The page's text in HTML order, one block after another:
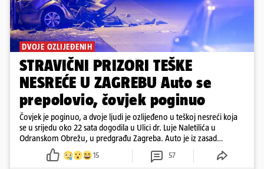
DVOJE OZLIJEĐENIH
STRAVIČNI PRIZORI TEŠKE
NESREĆE U ZAGREBU Auto se
prepolovio, čovjek poginuo
Čovjek je poginuo, a dvoje ljudi je ozlijeđeno u teškoj nesreći koja
se u srijedu oko 22 sata dogodila u Ulici dr. Luje Naletilića u
Odranskom Obrežu, u predgrađu Zagreba. Auto je iz zasad
neutvrđenih razloga sletio s kolnika, a od siline udara vozilo se
prepolovilo.
15 57